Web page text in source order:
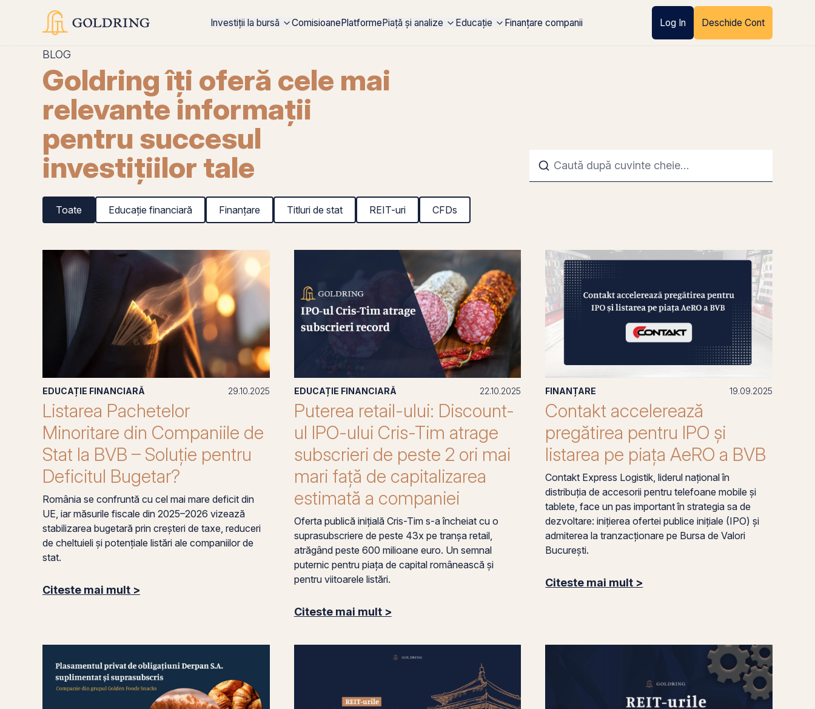
Investiții la bursă ComisioanePlatformePiață și analize Educație Finanțare companii Log In Deschide Cont
BLOG
Goldring îți oferă cele mai
relevante informații
pentru succesul
investițiilor tale
Toate Educație financiară Finanțare Titluri de stat REIT-uri CFDs
EDUCAȚIE FINANCIARĂ 29.10.2025
Listarea Pachetelor
Minoritare din Companiile de
Stat la BVB – Soluție pentru
Deficitul Bugetar?
România se confruntă cu cel mai mare deficit din
UE, iar măsurile fiscale din 2025–2026 vizează
stabilizarea bugetară prin creșteri de taxe, reduceri
de cheltuieli și potențiale listări ale companiilor de
stat.
Citeste mai mult >
EDUCAȚIE FINANCIARĂ 22.10.2025
Puterea retail-ului: Discount-
ul IPO-ului Cris-Tim atrage
subscrieri de peste 2 ori mai
mari față de capitalizarea
estimată a companiei
Oferta publică inițială Cris-Tim s-a încheiat cu o
suprasubscriere de peste 43x pe tranșa retail,
atrăgând peste 600 milioane euro. Un semnal
puternic pentru piața de capital românească și
pentru viitoarele listări.
Citeste mai mult >
FINANȚARE 19.09.2025
Contakt accelerează
pregătirea pentru IPO și
listarea pe piața AeRO a BVB
Contakt Express Logistik, liderul național în
distribuția de accesorii pentru telefoane mobile și
tablete, face un pas important în strategia sa de
dezvoltare: inițierea ofertei publice inițiale (IPO) și
admiterea la tranzacționare pe Bursa de Valori
București.
Citeste mai mult >